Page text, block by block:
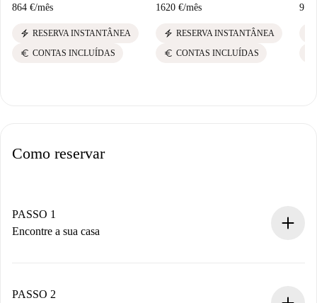
864 €/mês
electric_bolt RESERVA INSTANTÂNEA
euro CONTAS INCLUÍDAS
1620 €/mês
electric_bolt RESERVA INSTANTÂNEA
euro CONTAS INCLUÍDAS
972
Como reservar
PASSO 1
Encontre a sua casa
Você tem todas as informações necessárias
PASSO 2